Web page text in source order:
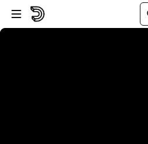
Skip to player
Skip to main content